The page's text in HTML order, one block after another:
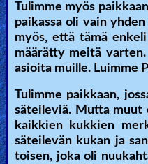
Tulimme myös
paikassa oli vain
myös, että tämä
määrätty meitä varten.
asioita muille. Luimme
Tulimme paikkaan,
säteileviä. Mutta muut
kaikkien kukkien
säteilevän kukan ja
toisen, joka oli